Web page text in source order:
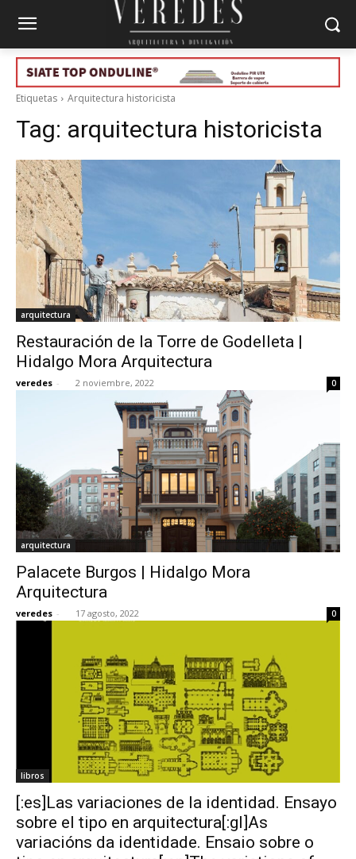
Etiquetas Arquitectura historicista
Tag: arquitectura historicista
arquitectura
Restauración de la Torre de Godelleta |
Hidalgo Mora Arquitectura
veredes - 2 noviembre, 2022 0
arquitectura
Palacete Burgos | Hidalgo Mora
Arquitectura
veredes - 17 agosto, 2022 0
libros
[:es]Las variaciones de la identidad. Ensayo
sobre el tipo en arquitectura[:gl]As
variacións da identidade. Ensaio sobre o